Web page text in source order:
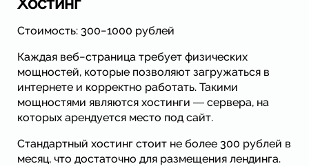
Стоимость: 300−1000 рублей
Каждая веб−страница требует физических
мощностей, которые позволяют загружаться в
интернете и корректно работать. Такими
мощностями являются хостинги ― сервера, на
которых арендуется место под сайт.
Стандартный хостинг стоит не более 300 рублей в
месяц, что достаточно для размещения лендинга.